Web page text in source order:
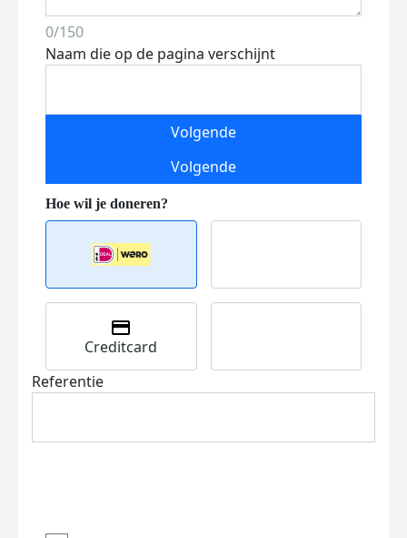
0/150
Naam die op de pagina verschijnt
Volgende
Volgende
Creditcard
Referentie